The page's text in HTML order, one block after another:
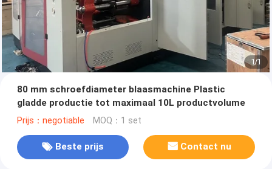
1/1
80 mm schroefdiameter blaasmachine Plastic
gladde productie tot maximaal 10L productvolume
Prijs：negotiable MOQ：1 set
Beste prijs Contact nu